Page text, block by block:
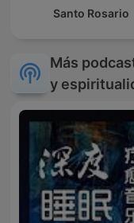
Santo Rosario
Más
y